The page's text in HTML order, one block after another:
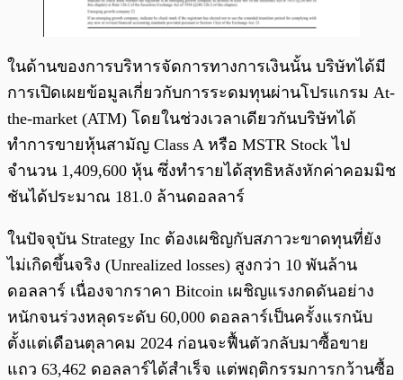
ในด้านของการบริหารจัดการทางการเงินนั้น บริษัทได้มี
การเปิดเผยข้อมูลเกี่ยวกับการระดมทุนผ่านโปรแกรม At-
the-market (ATM) โดยในช่วงเวลาเดียวกันบริษัทได้
ทำการขายหุ้นสามัญ Class A หรือ MSTR Stock ไป
จำนวน 1,409,600 หุ้น ซึ่งทำรายได้สุทธิหลังหักค่าคอมมิช
ชันได้ประมาณ 181.0 ล้านดอลลาร์
ในปัจจุบัน Strategy Inc ต้องเผชิญกับสภาวะขาดทุนที่ยัง
ไม่เกิดขึ้นจริง (Unrealized losses) สูงกว่า 10 พันล้าน
ดอลลาร์ เนื่องจากราคา Bitcoin เผชิญแรงกดดันอย่าง
หนักจนร่วงหลุดระดับ 60,000 ดอลลาร์เป็นครั้งแรกนับ
ตั้งแต่เดือนตุลาคม 2024 ก่อนจะฟื้นตัวกลับมาซื้อขาย
แถว 63,462 ดอลลาร์ได้สำเร็จ แต่พฤติกรรมการกว้านซื้อ